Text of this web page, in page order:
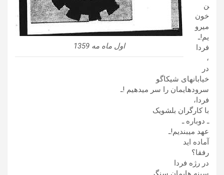
اول ماه مه 1359
ن
خون
میرو
یم!ـ
فردا
،
در
خیابانهای شیکاگو
سرودهایمان را سر میدهیم !ـ
فردا،
با کارگران بلشویک
ـ دوباره ـ
عهد میبندیم!ـ
آماده اید
رفقا؟
در رژه فردا